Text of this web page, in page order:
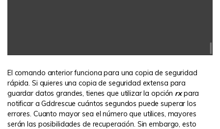
El comando anterior funciona para una copia de seguridad
rápida. Si quieres una copia de seguridad extensa para
guardar datos grandes, tienes que utilizar la opción rx para
notificar a Gddrescue cuántos segundos puede superar los
errores. Cuanto mayor sea el número que utilices, mayores
serán las posibilidades de recuperación. Sin embargo, esto